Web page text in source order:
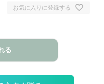
お気に入りに登録する
る